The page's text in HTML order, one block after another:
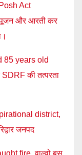
Act
पूजन और आरती कर
85 years old
SDRF की तत्परता
district,
जनपद
fire, वाल्वो बस